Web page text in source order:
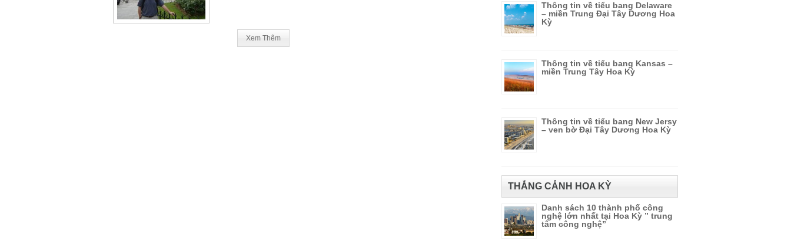
Xem Thêm
Thông tin về tiểu bang Delaware
– miền Trung Đại Tây Dương Hoa
Kỳ
Thông tin về tiểu bang Kansas –
miền Trung Tây Hoa Kỳ
Thông tin về tiểu bang New Jersy
– ven bờ Đại Tây Dương Hoa Kỳ
THẮNG CẢNH HOA KỲ
Danh sách 10 thành phố công
nghệ lớn nhất tại Hoa Kỳ ” trung
tâm công nghệ”